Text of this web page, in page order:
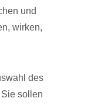
und
wirken,
des
sollen